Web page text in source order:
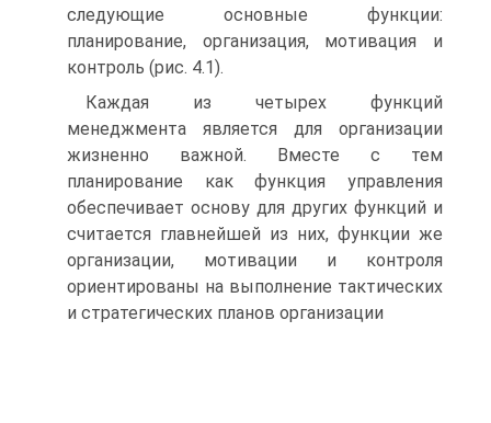
следующие основные функции:
планирование, организация, мотивация и
контроль (рис. 4.1).
Каждая из четырех функций
менеджмента является для организации
жизненно важной. Вместе с тем
планирование как функция управления
обеспечивает основу для других функций и
считается главнейшей из них, функции же
организации, мотивации и контроля
ориентированы на выполнение тактических
и стратегических планов организации